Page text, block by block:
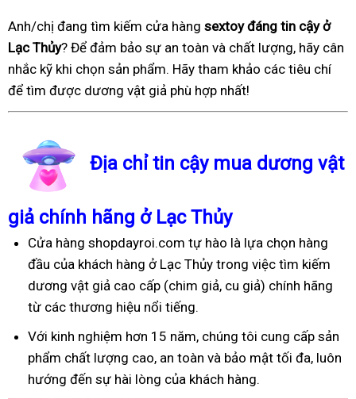
Anh/chị đang tìm kiếm cửa hàng sextoy đáng tin cậy ở
Lạc Thủy? Để đảm bảo sự an toàn và chất lượng, hãy cân
nhắc kỹ khi chọn sản phẩm. Hãy tham khảo các tiêu chí
để tìm được dương vật giả phù hợp nhất!
Địa chỉ tin cậy mua dương vật
giả chính hãng ở Lạc Thủy
Cửa hàng shopdayroi.com tự hào là lựa chọn hàng
đầu của khách hàng ở Lạc Thủy trong việc tìm kiếm
dương vật giả cao cấp (chim giả, cu giả) chính hãng
từ các thương hiệu nổi tiếng.
Với kinh nghiệm hơn 15 năm, chúng tôi cung cấp sản
phẩm chất lượng cao, an toàn và bảo mật tối đa, luôn
hướng đến sự hài lòng của khách hàng.